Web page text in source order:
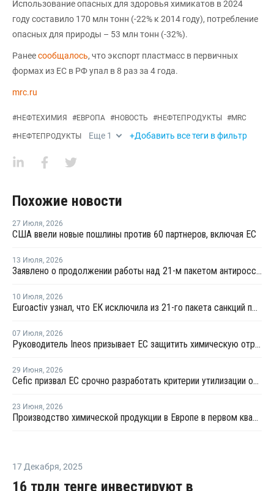
Использование опасных для здоровья химикатов в 2024
году составило 170 млн тонн (-22% к 2014 году), потребление
опасных для природы – 53 млн тонн (-32%).
Ранеесообщалось, что экспорт пластмасс в первичных
формах из ЕС в РФ упал в 8 раз за 4 года.
mrc.ru
#НЕФТЕХИМИЯ #ЕВРОПА #НОВОСТЬ #НЕФТЕПРОДУКТЫ #MRC
#НЕФТЕПРОДУКТЫ Еще 1 +Добавить все теги в фильтр
Похожие новости
27 Июля, 2026
США ввели новые пошлины против 60 партнеров, включая ЕС
13 Июля, 2026
Заявлено о продолжении работы над 21-м пакетом антироссийских санкций
10 Июля, 2026
Euroactiv узнал, что ЕК исключила из 21-го пакета санкций против России
07 Июля, 2026
Руководитель Ineos призывает ЕС защитить химическую отрасль от китайского демпинга
29 Июня, 2026
Сefic призвал ЕС срочно разработать критерии утилизации отходов методом химпереработки
23 Июня, 2026
Производство химической продукции в Европе в первом квартале сократилось на 3,2% — Cefic
17 Декабря, 2025
16 трлн тенге инвестируют в